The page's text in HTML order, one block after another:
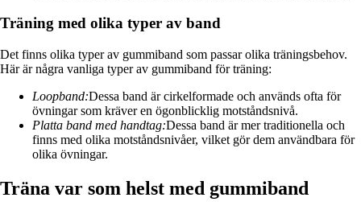
Träning med olika typer av band
Det finns olika typer av gummiband som passar olika träningsbehov.
Här är några vanliga typer av gummiband för träning:
Loopband:Dessa band är cirkelformade och används ofta för
övningar som kräver en ögonblicklig motståndsnivå.
Platta band med handtag:Dessa band är mer traditionella och
finns med olika motståndsnivåer, vilket gör dem användbara för
olika övningar.
Träna var som helst med gummiband